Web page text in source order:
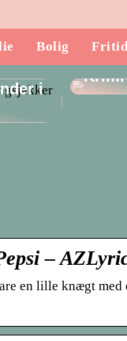
Bolig Fritid
i
–
en lille knægt med